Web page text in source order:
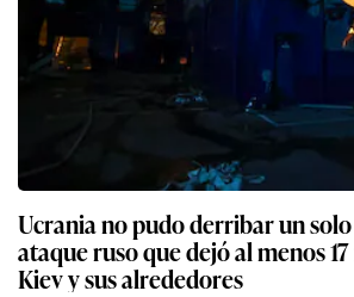
Ucrania no pudo derribar un
ataque ruso que dejó al menos
Kiev y sus alrededores